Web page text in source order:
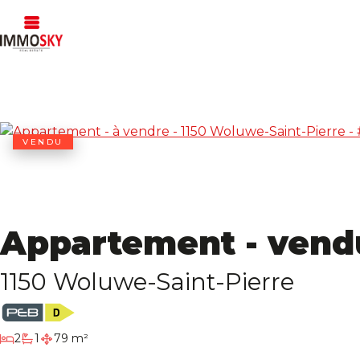
Appartement -
1150 Woluwe-Saint-Pierre
2chambres
1
salle de bain
79 m²
VENDU